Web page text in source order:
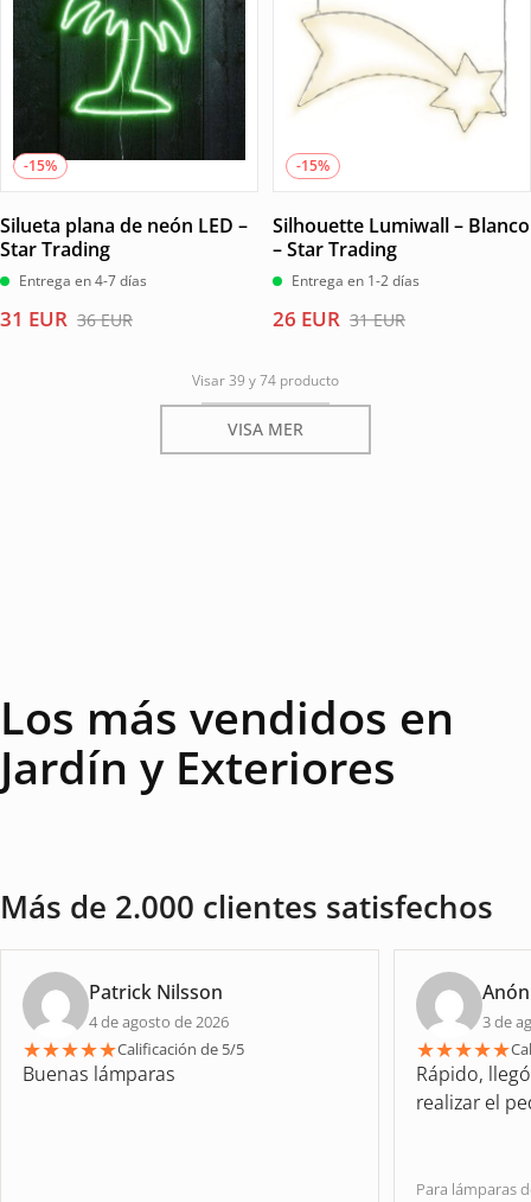
-15%
Silueta plana de neón LED –
Star Trading
Entrega en 4-7 días
36EUR
El
31 EUR
El
-15%
Silhouette Lumiwall – Blanco
– Star Trading
Entrega en 1-2 días
31EUR
El
original
era:
31 EUR.
26 EUR
El
actual
es:
26 EUR.
Visar 39 y 74 producto
VISA MER
Los más vendidos en
Jardín y Exteriores
Más de 2.000 clientes satisfechos
Patrick Nilsson
4 de agosto de 2026
★★★★★Calificación de 5/5
Buenas lámparas
3 de
★★★★★
Rápido,
realizar el
Para lámparas